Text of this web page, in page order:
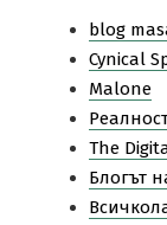
blog
Cynical
Malone
The
Блогът